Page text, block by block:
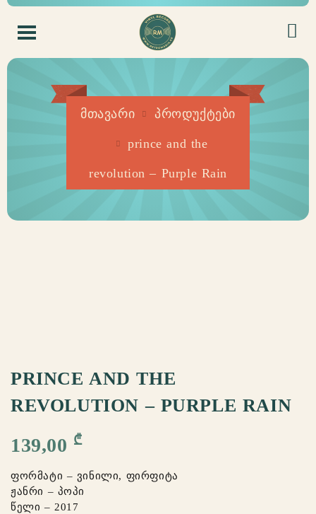
მთავარი პროდუქტები
prince and the
revolution – Purple Rain
PRINCE AND THE
REVOLUTION – PURPLE RAIN
139,00 ₾
ფორმატი – ვინილი, ფირფიტა
ჟანრი – პოპი
წელი – 2017